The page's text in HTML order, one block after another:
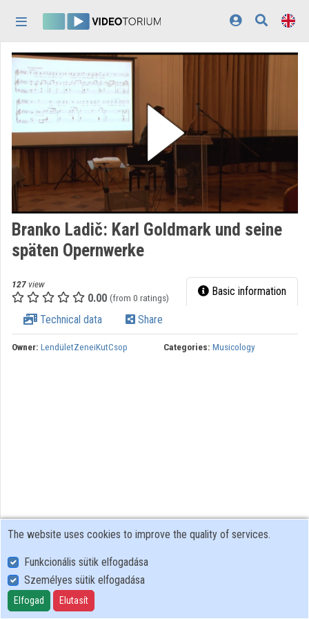
Home
Log In
Discovery
Categories
Playlists
Organizations
Contributors
Branko Ladič: Karl Goldmark und seine
späten Opernwerke
127 view
0.00 (from 0 ratings) Basic information
Technical data Share
Owner: LendületZeneiKutCsop Categories: Musicology
User Policy
Adatkezelési tájékoztató (en)
Cookie Policy
The website uses cookies to improve the quality of services.
Funkcionális sütik elfogadása
Személyes sütik elfogadása
Elfogad Elutasít